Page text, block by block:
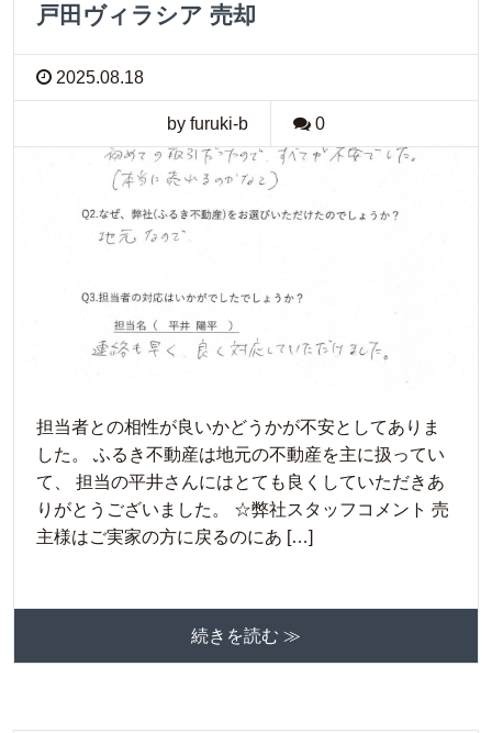
戸田ヴィラシア 売却
2025.08.18
by furuki-b 0
担当者との相性が良いかどうかが不安としてありま
した。 ふるき不動産は地元の不動産を主に扱ってい
て、 担当の平井さんにはとても良くしていただきあ
りがとうございました。 ☆弊社スタッフコメント 売
主様はご実家の方に戻るのにあ […]
続きを読む ≫